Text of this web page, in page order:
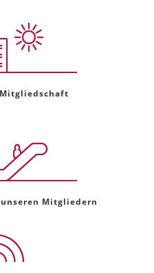
Mitgliedern